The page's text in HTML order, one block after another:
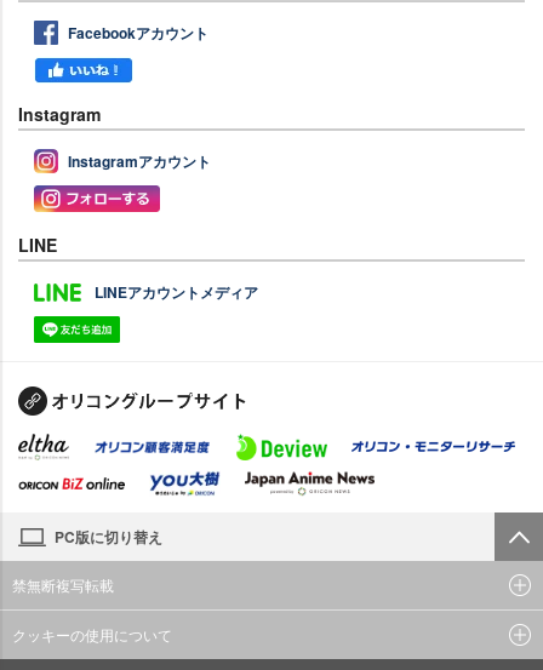
Facebookアカウント
Instagram
Instagramアカウント
LINE
LINEアカウントメディア
PC版に切り替え
禁無断複写転載
クッキーの使用について